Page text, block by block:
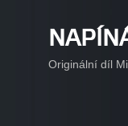
Originální díl